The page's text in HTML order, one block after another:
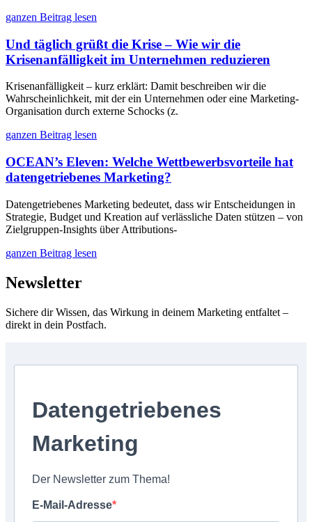
ganzen Beitrag lesen
Und täglich grüßt die Krise – Wie wir die
Krisenanfälligkeit im Unternehmen reduzieren
Krisenanfälligkeit – kurz erklärt: Damit beschreiben wir die
Wahrscheinlichkeit, mit der ein Unternehmen oder eine Marketing-
Organisation durch externe Schocks (z.
ganzen Beitrag lesen
OCEAN’s Eleven: Welche Wettbewerbsvorteile hat
datengetriebenes Marketing?
Datengetriebenes Marketing bedeutet, dass wir Entscheidungen in
Strategie, Budget und Kreation auf verlässliche Daten stützen – von
Zielgruppen-Insights über Attributions-
ganzen Beitrag lesen
Newsletter
Sichere dir Wissen, das Wirkung in deinem Marketing entfaltet –
direkt in dein Postfach.
Datengetriebenes
Marketing
Der Newsletter zum Thema!
E-Mail-Adresse